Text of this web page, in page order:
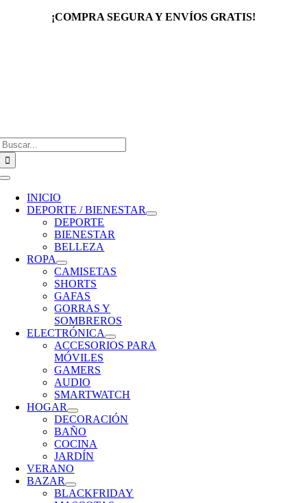
¡COMPRA SEGURA Y ENVÍOS GRATIS!
Toggle
Navigation
INICIO
DEPORTE / BIENESTAR
DEPORTE
BIENESTAR
BELLEZA
ROPA
CAMISETAS
SHORTS
GAFAS
GORRAS Y
SOMBREROS
ELECTRÓNICA
ACCESORIOS PARA
MÓVILES
GAMERS
AUDIO
SMARTWATCH
HOGAR
DECORACIÓN
BAÑO
COCINA
JARDÍN
VERANO
BAZAR
BLACKFRIDAY